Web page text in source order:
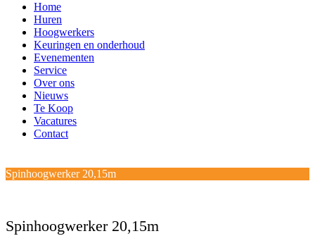
Home
Huren
Hoogwerkers
Keuringen en onderhoud
Evenementen
Service
Over ons
Nieuws
Te Koop
Vacatures
Contact
mobile
menu
mobile
menu
Winkelwagen
Spinhoogwerker 20,15m
Spinhoogwerker 20,15m